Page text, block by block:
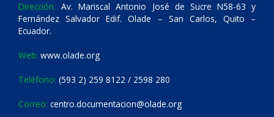
Dirección: Av. Mariscal Antonio José de Sucre N58-63 y
Fernández Salvador Edif. Olade – San Carlos, Quito –
Ecuador.
Web: www.olade.org
Teléfono: (593 2) 259 8122 / 2598 280
Correo: centro.documentacion@olade.org